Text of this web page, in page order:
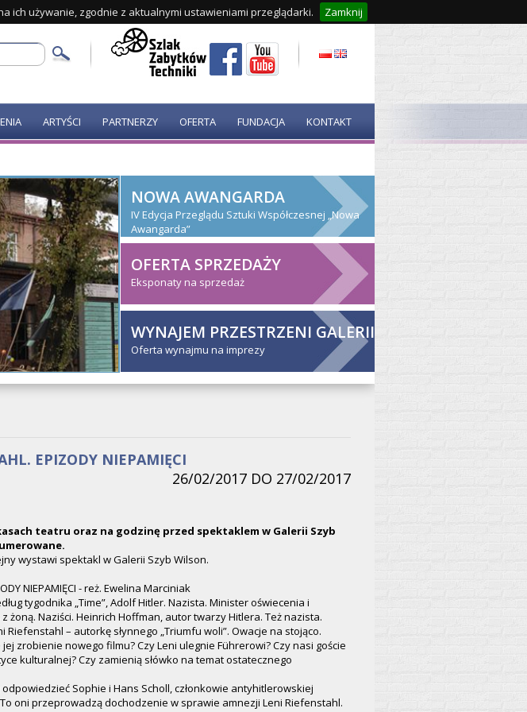
ich używanie, zgodnie z aktualnymi ustawieniami przeglądarki. Zamknij
ARTYŚCI PARTNERZY OFERTA FUNDACJA KONTAKT
NOWA AWANGARDA
IV Edycja Przeglądu Sztuki Współczesnej „Nowa
Awangarda”
OFERTA SPRZEDAŻY
Eksponaty na sprzedaż
WYNAJEM PRZESTRZENI GALERII
Oferta wynajmu na imprezy
EPIZODY NIEPAMIĘCI
26/02/2017 DO 27/02/2017
teatru oraz na godzinę przed spektaklem w Galerii Szyb
wystawi spektakl w Galerii Szyb Wilson.
NIEPAMIĘCI - reż. Ewelina Marciniak
tygodnika „Time”, Adolf Hitler. Nazista. Minister oświecenia i
żoną. Naziści. Heinrich Hoffman, autor twarzy Hitlera. Też nazista.
Riefenstahl – autorkę słynnego „Triumfu woli”. Owacje na stojąco.
zrobienie nowego filmu? Czy Leni ulegnie Führerowi? Czy nasi goście
kulturalnej? Czy zamienią słówko na temat ostatecznego
Sophie i Hans Scholl, członkowie antyhitlerowskiej
To oni przeprowadzą dochodzenie w sprawie amnezji Leni Riefenstahl.